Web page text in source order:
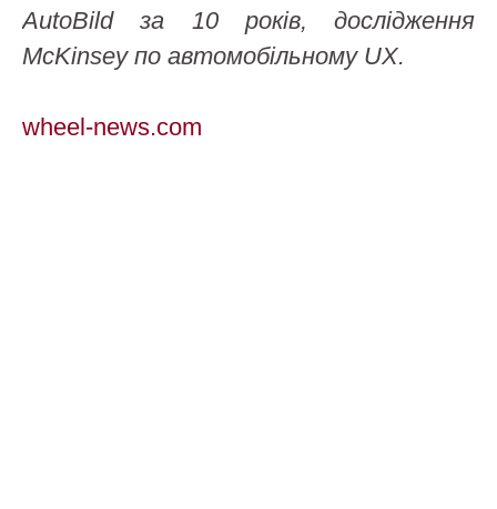
AutoBild за 10 років, дослідження
McKinsey по автомобільному UX.
wheel-news.com